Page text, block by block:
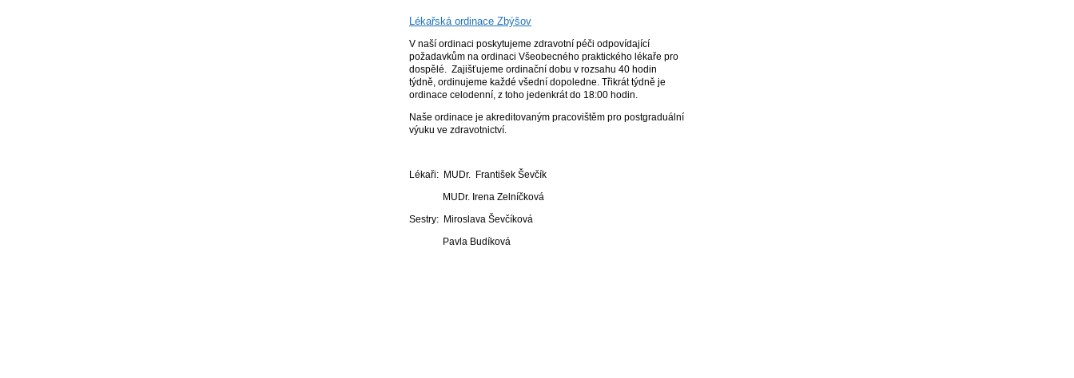
Lékařská ordinace Zbýšov
V naší ordinaci poskytujeme zdravotní péči odpovídající
požadavkům na ordinaci Všeobecného praktického lékaře pro
dospělé. Zajišťujeme ordinační dobu v rozsahu 40 hodin
týdně, ordinujeme každé všední dopoledne. Třikrát týdně je
ordinace celodenní, z toho jedenkrát do 18:00 hodin.
Naše ordinace je akreditovaným pracovištěm pro postgraduální
výuku ve zdravotnictví.
Lékaři: MUDr. František Ševčík
MUDr. Irena Zelníčková
Sestry: Miroslava Ševčíková
Pavla Budíková